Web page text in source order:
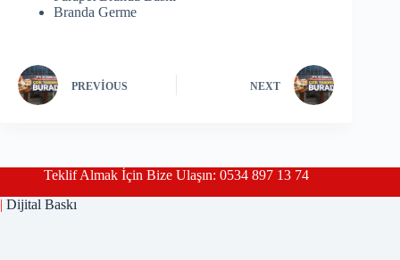
Branda Germe
PREVIOUS NEXT
Teklif Almak İçin Bize Ulaşın: 0534 897 13 74
| Dijital Baskı